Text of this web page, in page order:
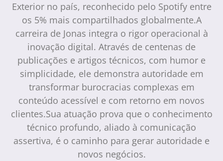
Exterior no país, reconhecido pelo Spotify entre
os 5% mais compartilhados globalmente.A
carreira de Jonas integra o rigor operacional à
inovação digital. Através de centenas de
publicações e artigos técnicos, com humor e
simplicidade, ele demonstra autoridade em
transformar burocracias complexas em
conteúdo acessível e com retorno em novos
clientes.Sua atuação prova que o conhecimento
técnico profundo, aliado à comunicação
assertiva, é o caminho para gerar autoridade e
novos negócios.